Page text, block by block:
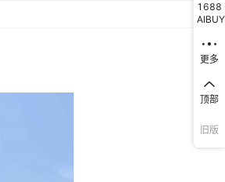
1688
AIBUY
更多
顶部
旧版